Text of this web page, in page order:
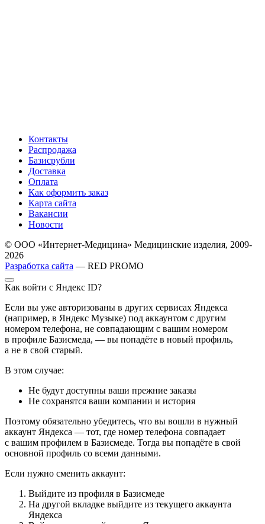
Контакты
Распродажа
Базисрубли
Доставка
Оплата
Как оформить заказ
Карта сайта
Вакансии
Новости
© ООО «Интернет-Медицина» Медицинские изделия, 2009-
2026
Разработка сайта — RED PROMO
Как войти с Яндекс ID?
Если вы уже авторизованы в других сервисах Яндекса
(например, в Яндекс Музыке) под аккаунтом с другим
номером телефона, не совпадающим с вашим номером
в профиле Базисмеда, — вы попадёте в новый профиль,
а не в свой старый.
В этом случае:
Не будут доступны ваши прежние заказы
Не сохранятся ваши компании и история
Поэтому обязательно убедитесь, что вы вошли в нужный
аккаунт Яндекса — тот, где номер телефона совпадает
с вашим профилем в Базисмеде. Тогда вы попадёте в свой
основной профиль со всеми данными.
Если нужно сменить аккаунт:
Выйдите из профиля в Базисмеде
На другой вкладке выйдите из текущего аккаунта
Яндекса